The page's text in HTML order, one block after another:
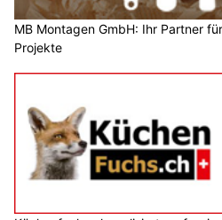
MB Montagen GmbH: Ihr Partner
Projekte